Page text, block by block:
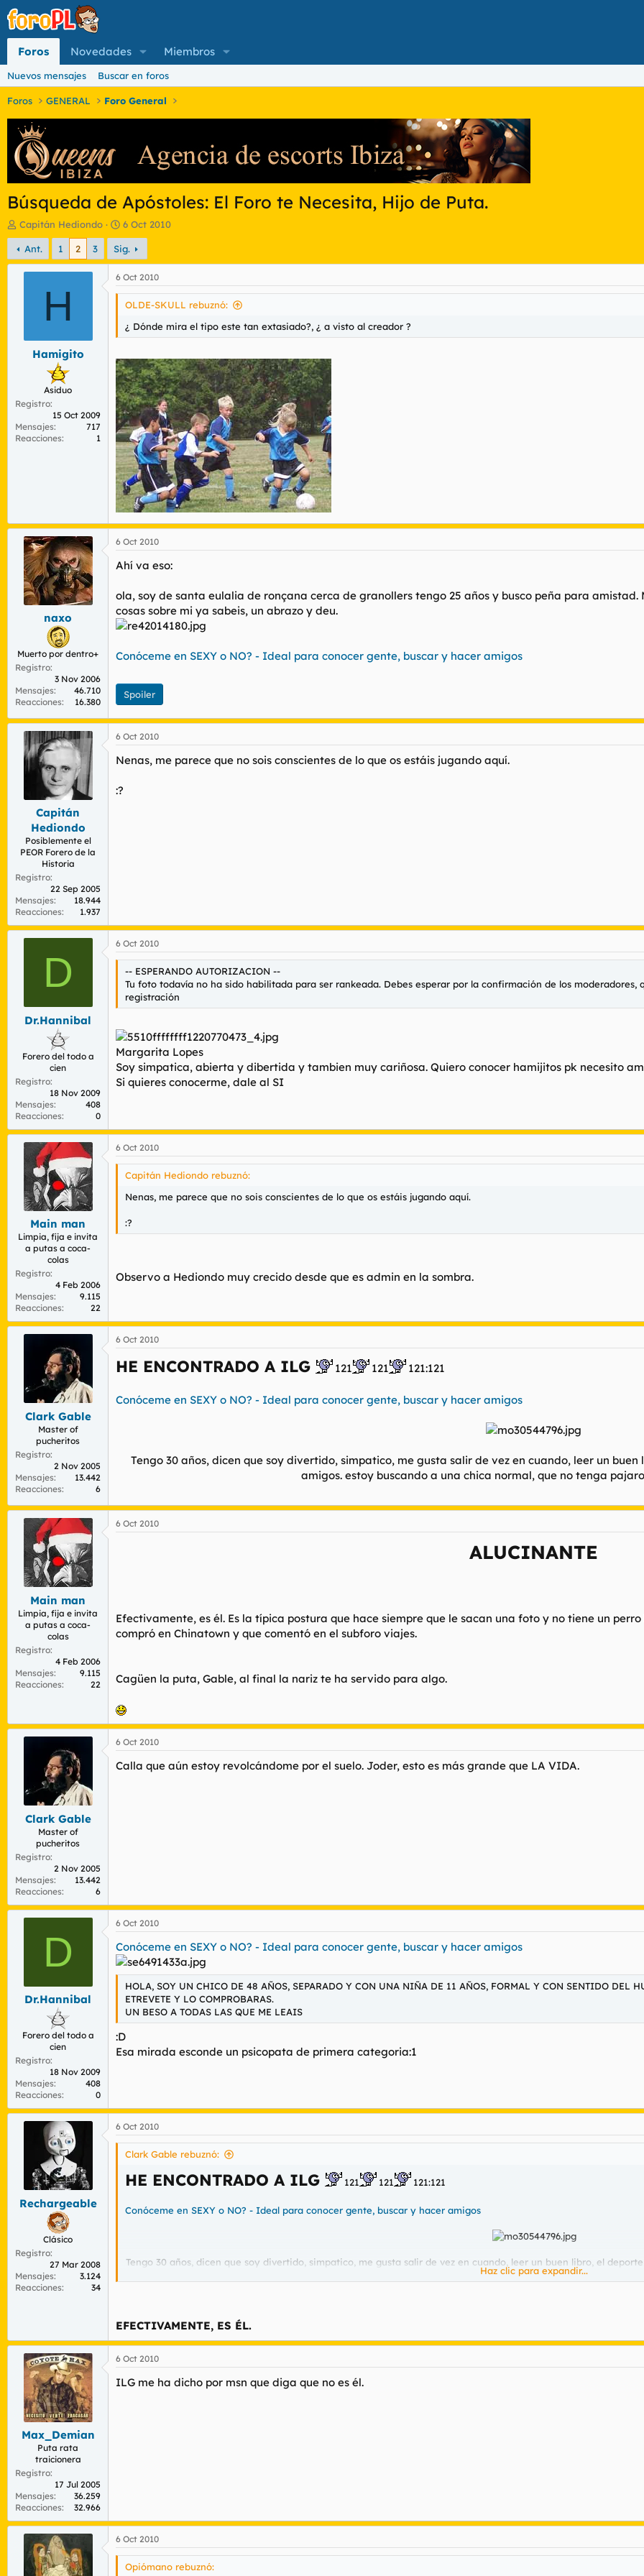
Foros Novedades Miembros
Nuevos mensajes Buscar en foros
Foros GENERAL Foro General
Búsqueda de Apóstoles: El Foro te Necesita, Hijo de Puta.
I
n
i
c
d
m
Capitán Hediondo
F
e
c
h
a
d
e
n
i
i
o
6 Oct 2010
Ant. 1 2 3 Sig.
H
Hamigito
Asiduo
Registro
15 Oct 2009
Mensajes
717
Reacciones
1
6 Oct 2010
OLDE-SKULL rebuznó:
¿ Dónde mira el tipo este tan extasiado?, ¿ a visto al creador ?
naxo
Muerto por dentro+
Registro
3 Nov 2006
Mensajes
46.710
Reacciones
16.380
6 Oct 2010
Ahí va eso:
ola, soy de santa eulalia de ronçana cerca de granollers tengo 25 años y busco peña para
cosas sobre mi ya sabeis, un abrazo y deu.
Conóceme en SEXY o NO? - Ideal para conocer gente, buscar y hacer amigos
Spoiler
Capitán
Hediondo
Posiblemente el
PEOR Forero de la
Historia
Registro
22 Sep 2005
Mensajes
18.944
Reacciones
1.937
6 Oct 2010
Nenas, me parece que no sois conscientes de lo que os estáis jugando aquí.
:?
D
Dr.Hannibal
Forero del todo a
cien
Registro
18 Nov 2009
Mensajes
408
Reacciones
0
6 Oct 2010
-- ESPERANDO AUTORIZACION --
Tu foto todavía no ha sido habilitada para ser rankeada. Debes esperar por la confirmación de los
registración
Margarita Lopes
Soy simpatica, abierta y dibertida y tambien muy cariñosa. Quiero conocer hamijitos pk necesito
Si quieres conocerme, dale al SI
Main man
Limpia, fija e invita
a putas a coca-
colas
Registro
4 Feb 2006
Mensajes
9.115
Reacciones
22
6 Oct 2010
Capitán Hediondo rebuznó:
Nenas, me parece que no sois conscientes de lo que os estáis jugando aquí.
:?
Observo a Hediondo muy crecido desde que es admin en la sombra.
Clark Gable
Master of
pucheritos
Registro
2 Nov 2005
Mensajes
13.442
Reacciones
6
6 Oct 2010
HE ENCONTRADO A ILG 121 121 121:121
Conóceme en SEXY o NO? - Ideal para conocer gente, buscar y hacer amigos
Tengo 30 años, dicen que soy divertido, simpatico, me gusta salir de vez en cuando, leer un
amigos. estoy buscando a una chica normal, que no tenga
Main man
Limpia, fija e invita
a putas a coca-
colas
Registro
4 Feb 2006
Mensajes
9.115
Reacciones
22
6 Oct 2010
ALUCINANTE
Efectivamente, es él. Es la típica postura que hace siempre que le sacan una foto y no tiene un
compró en Chinatown y que comentó en el subforo viajes.
Cagüen la puta, Gable, al final la nariz te ha servido para algo.
Clark Gable
Master of
pucheritos
Registro
2 Nov 2005
Mensajes
13.442
Reacciones
6
6 Oct 2010
Calla que aún estoy revolcándome por el suelo. Joder, esto es más grande que LA VIDA.
D
Dr.Hannibal
Forero del todo a
cien
Registro
18 Nov 2009
Mensajes
408
Reacciones
0
6 Oct 2010
Conóceme en SEXY o NO? - Ideal para conocer gente, buscar y hacer amigos
HOLA, SOY UN CHICO DE 48 AÑOS, SEPARADO Y CON UNA NIÑA DE 11 AÑOS, FORMAL Y CON SENTIDO DEL
ETREVETE Y LO COMPROBARAS.
UN BESO A TODAS LAS QUE ME LEAIS
:D
Esa mirada esconde un psicopata de primera categoria:1
Rechargeable
Clásico
Registro
27 Mar 2008
Mensajes
3.124
Reacciones
34
6 Oct 2010
Clark Gable rebuznó:
HE ENCONTRADO A ILG 121 121 121:121
Conóceme en SEXY o NO? - Ideal para conocer gente, buscar y hacer amigos
Tengo 30 años, dicen que soy divertido, simpatico, me gusta salir de vez en cuando, leer un buen libro, el
a una chica normal, que no tenga pajaros en la cabeza,
Haz clic para expandir...
EFECTIVAMENTE, ES ÉL.
Max_Demian
Puta rata
traicionera
Registro
17 Jul 2005
Mensajes
36.259
Reacciones
32.966
6 Oct 2010
ILG me ha dicho por msn que diga que no es él.
6 Oct 2010
Opiómano rebuznó: